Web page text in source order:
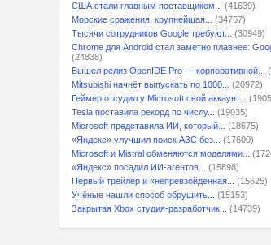
США стали главным поставщиком...
(41639)
Морские сражения, крупнейшая...
(34767)
Тысячи сотрудников Google требуют...
(30949)
Chrome для Android стал заметно плавнее:
(24838)
Вышел релиз OpenIDE Pro — корпоративной...
Mitsubishi начнёт выпускать по 1000...
(20972)
Геймер отсудил у Microsoft свой аккаунт...
Tesla поставила рекорд по числу...
(19035)
Microsoft представила ИИ, который...
(18675)
«Яндекс» улучшил поиск АЗС без...
(17600)
Microsoft и Mistral обменяются моделями...
«Яндекс» посадил ИИ-агентов...
(15898)
Первый трейлер и «непревзойдённая...
(15625)
Учёные нашли способ обрушить...
(15153)
Закрытая Xbox студия-разработчик...
(14739)